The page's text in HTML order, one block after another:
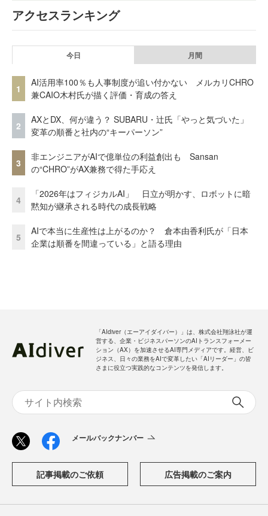
アクセスランキング
今日 月間
1
AI活用率100％も人事制度が追い付かない メルカリCHRO
兼CAIO木村氏が描く評価・育成の答え
2
AXとDX、何が違う？ SUBARU・辻氏「やっと気づいた」
変革の順番と社内の“キーパーソン”
3
非エンジニアがAIで億単位の利益創出も Sansan
の“CHRO”がAX兼務で得た手応え
4
「2026年はフィジカルAI」 日立が明かす、ロボットに暗
黙知が継承される時代の成長戦略
5
AIで本当に生産性は上がるのか？ 倉本由香利氏が「日本
企業は順番を間違っている」と語る理由
「AIdiver（エーアイダイバー）」は、株式会社翔泳社が運
営する、企業・ビジネスパーソンのAIトランスフォーメー
ション（AX）を加速させるAI専門メディアです。経営、ビ
ジネス、日々の業務をAIで変革したい「AIリーダー」の皆
さまに役立つ実践的なコンテンツを発信します。
メールバックナンバー
記事掲載のご依頼 広告掲載のご案内